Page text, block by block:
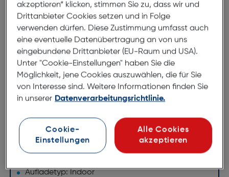
Wireless Fast Charger Ultraslim
Die fortschrittliche, kabellose & induktive Ladung
macht das Laden so einfach wie noch nie zuvor.
Einfach dein Handy auf das Pad legen.
Schnell laden lassen. Fertig!
Der "Fast Charge" Modus versorgt dich mit
bestmöglicher Leistung und lädt dein Handy
Technische Daten
Leistungen
Aufladetyp: Indoor
akzeptieren“ klicken, stimmen Sie zu, dass wir und
Drittanbieter Cookies setzen und in Folge
verwenden dürfen. Diese Zustimmung umfasst auch
eine eventuelle Datenübertragung an von uns
eingebundene Drittanbieter (EU-Raum und USA).
Unter "Cookie-Einstellungen" haben Sie die
Möglichkeit, jene Cookies auszuwählen, die für Sie
von Interesse sind. Weitere Informationen finden Sie
in unserer Datenverarbeitungsrichtlinie.
Cookie-
Einstellungen
Alle Cookies
akzeptieren